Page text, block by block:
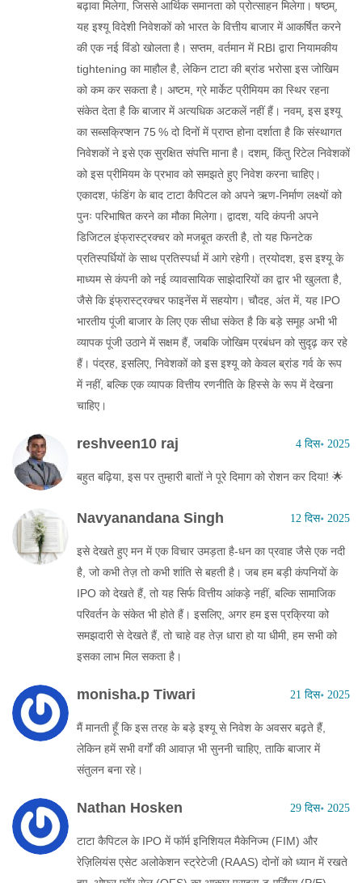
बढ़ावा मिलेगा, जिससे आर्थिक समानता को प्रोत्साहन मिलेगा। षष्ठम्,
यह इश्यू विदेशी निवेशकों को भारत के वित्तीय बाजार में आकर्षित करने
की एक नई विंडो खोलता है। सप्तम, वर्तमान में RBI द्वारा नियामकीय
tightening का माहौल है, लेकिन टाटा की ब्रांड भरोसा इस जोखिम
को कम कर सकता है। अष्टम, ग्रे मार्केट प्रीमियम का स्थिर रहना
संकेत देता है कि बाजार में अत्यधिक अटकलें नहीं हैं। नवम्, इस इश्यू
का सब्सक्रिप्शन 75 % दो दिनों में प्राप्त होना दर्शाता है कि संस्थागत
निवेशकों ने इसे एक सुरक्षित संपत्ति माना है। दशम्, किंतु रिटेल निवेशकों
को इस प्रीमियम के प्रभाव को समझते हुए निवेश करना चाहिए।
एकादश, फंडिंग के बाद टाटा कैपिटल को अपने ऋण‑निर्माण लक्ष्यों को
पुनः परिभाषित करने का मौका मिलेगा। द्वादश, यदि कंपनी अपने
डिजिटल इंफ्रास्ट्रक्चर को मजबूत करती है, तो यह फिनटेक
प्रतिस्पर्धियों के साथ प्रतिस्पर्धा में आगे रहेगी। त्रयोदश, इस इश्यू के
माध्यम से कंपनी को नई व्यावसायिक साझेदारियों का द्वार भी खुलता है,
जैसे कि इंफ्रास्ट्रक्चर फाइनेंस में सहयोग। चौदह, अंत में, यह IPO
भारतीय पूंजी बाजार के लिए एक सीधा संकेत है कि बड़े समूह अभी भी
व्यापक पूंजी उठाने में सक्षम हैं, जबकि जोखिम प्रबंधन को सुदृढ़ कर रहे
हैं। पंद्रह, इसलिए, निवेशकों को इस इश्यू को केवल ब्रांड गर्व के रूप
में नहीं, बल्कि एक व्यापक वित्तीय रणनीति के हिस्से के रूप में देखना
चाहिए।
reshveen10 raj 4 दिस॰ 2025
बहुत बढ़िया, इस पर तुम्हारी बातों ने पूरे दिमाग को रोशन कर दिया! 🌟
Navyanandana Singh 12 दिस॰ 2025
इसे देखते हुए मन में एक विचार उमड़ता है-धन का प्रवाह जैसे एक नदी
है, जो कभी तेज़ तो कभी शांति से बहती है। जब हम बड़ी कंपनियों के
IPO को देखते हैं, तो यह सिर्फ वित्तीय आंकड़े नहीं, बल्कि सामाजिक
परिवर्तन के संकेत भी होते हैं। इसलिए, अगर हम इस प्रक्रिया को
समझदारी से देखते हैं, तो चाहे वह तेज़ धारा हो या धीमी, हम सभी को
इसका लाभ मिल सकता है।
monisha.p Tiwari 21 दिस॰ 2025
मैं मानती हूँ कि इस तरह के बड़े इश्यू से निवेश के अवसर बढ़ते हैं,
लेकिन हमें सभी वर्गों की आवाज़ भी सुननी चाहिए, ताकि बाजार में
संतुलन बना रहे।
Nathan Hosken 29 दिस॰ 2025
टाटा कैपिटल के IPO में फॉर्म इनिशियल मैकेनिज्म (FIM) और
रेज़िलियंस एसेट अलोकेशन स्ट्रेटेजी (RAAS) दोनों को ध्यान में रखते